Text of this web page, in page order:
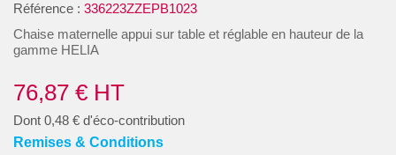
Référence : 336223ZZEPB1023
Chaise maternelle appui sur table et réglable en hauteur de la
gamme HELIA
76,87 € HT
Dont 0,48 € d'éco-contribution
Remises & Conditions